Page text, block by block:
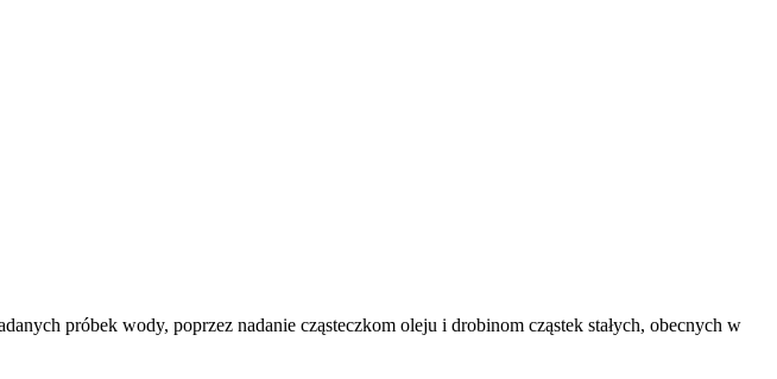
próbek wody, poprzez nadanie cząsteczkom oleju i drobinom cząstek stałych, obecnych w